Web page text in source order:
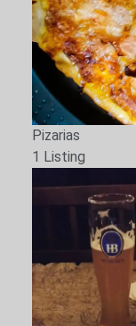
Pizarias
1 Listing